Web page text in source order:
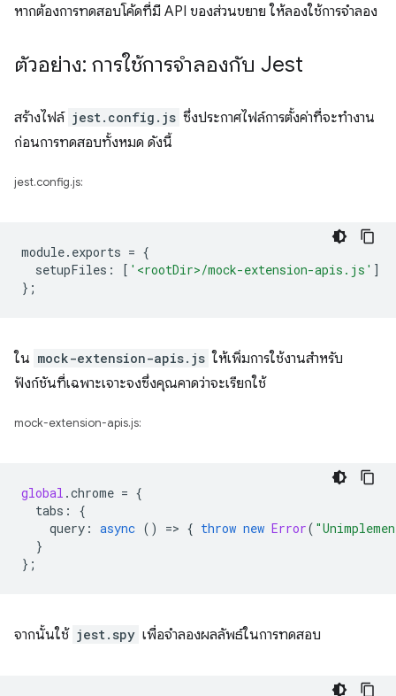
หากต้องการทดสอบโค้ดที่มี API ของส่วนขยาย ให้ลองใช้การจำลอง
ตัวอย่าง: การใช้การจําลองกับ Jest
สร้างไฟล์ jest.config.js ซึ่งประกาศไฟล์การตั้งค่าที่จะทำงาน
ก่อนการทดสอบทั้งหมด ดังนี้
jest.config.js:
module. exports = {
setupFiles : [ '<rootDir>/mock-extension-apis.js' ]
};
ใน mock-extension-apis.js ให้เพิ่มการใช้งานสําหรับ
ฟังก์ชันที่เฉพาะเจาะจงซึ่งคุณคาดว่าจะเรียกใช้
mock-extension-apis.js:
global .chrome = {
tabs :
{
query : async () => { throw new Error(
}
};
จากนั้นใช้ jest.spy เพื่อจำลองผลลัพธ์ในการทดสอบ